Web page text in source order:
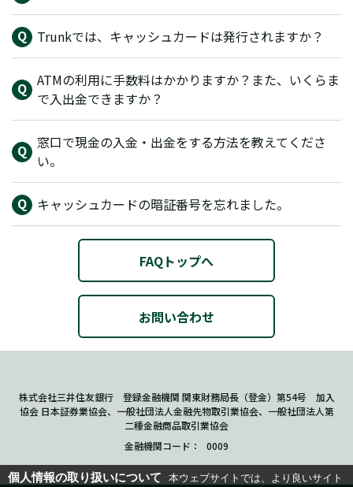
Trunkでは、キャッシュカードは発行されますか？
ATMの利用に手数料はかかりますか？また、いくらま
で入出金できますか？
窓口で現金の入金・出金をする方法を教えてくださ
い。
キャッシュカードの暗証番号を忘れました。
FAQトップへ
お問い合わせ
株式会社三井住友銀行 登録金融機関 関東財務局長（登金）第54号 加入
協会 日本証券業協会、一般社団法人金融先物取引業協会、一般社団法人第
二種金融商品取引業協会
金融機関コード
0009
個人情報の取り扱いについて 本ウェブサイトでは、より良いサイト